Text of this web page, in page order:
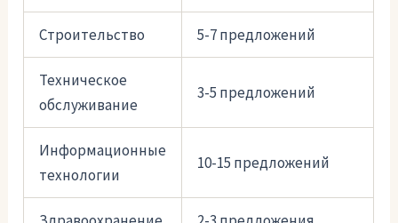
Строительство 5-7 предложений
Техническое
обслуживание
3-5 предложений
Информационные
технологии
10-15 предложений